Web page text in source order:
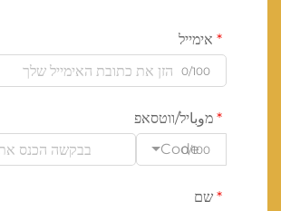
אימייל
0/100
מوباיל/ווטסאפ
Code
0/100
שם